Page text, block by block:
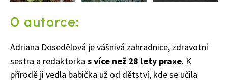
O autorce:
Adriana Dosedělová je vášnivá zahradnice, zdravotní
sestra a redaktorka s více než 28 lety praxe. K
přírodě ji vedla babička už od dětství, kde se učila